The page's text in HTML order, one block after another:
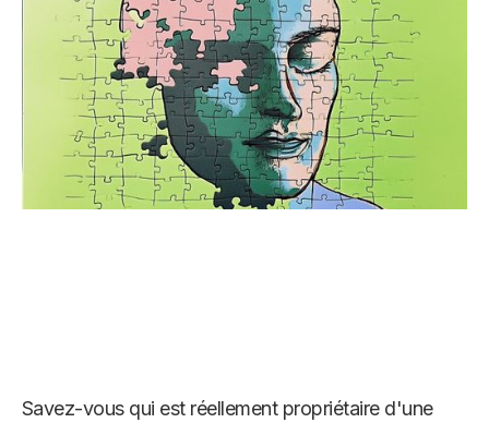
Savez-vous qui est réellement propriétaire d'une